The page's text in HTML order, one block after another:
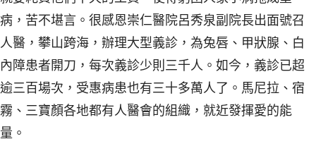
病，苦不堪言。很感恩崇仁醫院呂秀泉副院長出面號召
人醫，攀山跨海，辦理大型義診，為兔唇、甲狀腺、白
內障患者開刀，每次義診少則三千人。如今，義診已超
逾三百場次，受惠病患也有三十多萬人了。馬尼拉、宿
霧、三寶顏各地都有人醫會的組織，就近發揮愛的能
量。